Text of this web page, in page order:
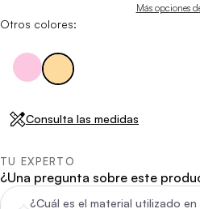
Más opciones
Otros colores:
Consulta las medidas
TU EXPERTO
¿Una pregunta sobre este
¿Cuál es el material utilizado